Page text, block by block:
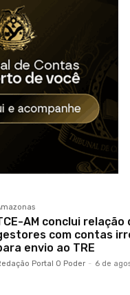
AM conclui relação
com contas
envio ao TRE
Portal O Poder - 6 de